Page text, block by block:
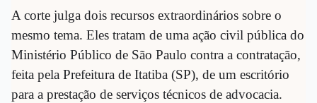
A corte julga dois recursos extraordinários sobre o
mesmo tema. Eles tratam de uma ação civil pública do
Ministério Público de São Paulo contra a contratação,
feita pela Prefeitura de Itatiba (SP), de um escritório
para a prestação de serviços técnicos de advocacia.